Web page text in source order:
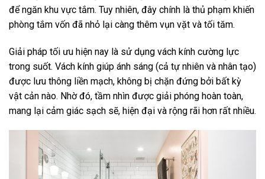
để ngăn khu vực tắm. Tuy nhiên, đây chính là thủ phạm khiến
phòng tắm vốn đã nhỏ lại càng thêm vụn vặt và tối tăm.
Giải pháp tối ưu hiện nay là sử dụng vách kính cường lực
trong suốt. Vách kính giúp ánh sáng (cả tự nhiên và nhân tạo)
được lưu thông liền mạch, không bị chặn đứng bởi bất kỳ
vật cản nào. Nhờ đó, tầm nhìn được giải phóng hoàn toàn,
mang lại cảm giác sạch sẽ, hiện đại và rộng rãi hơn rất nhiều.